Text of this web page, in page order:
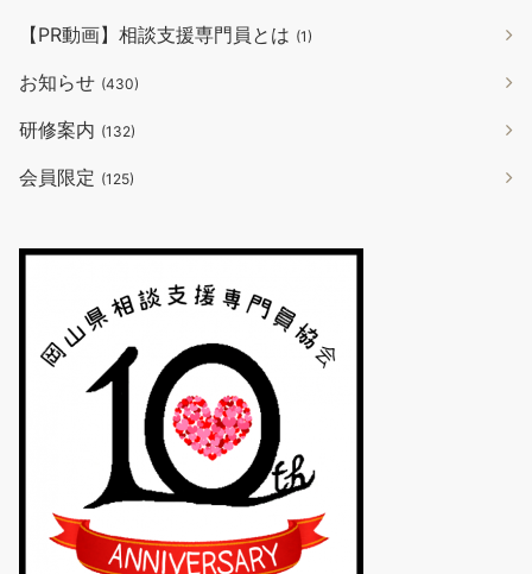
【PR動画】相談支援専門員とは (1)
お知らせ (430)
研修案内 (132)
会員限定 (125)